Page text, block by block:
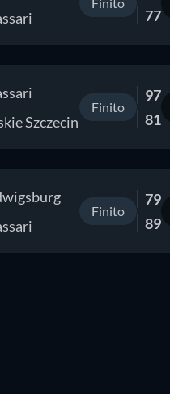
77
Szczecin
Finito
97
81
Finito
79
89